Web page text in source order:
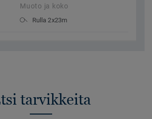
Muoto ja koko
Rulla 2x23m
tarvikkeita